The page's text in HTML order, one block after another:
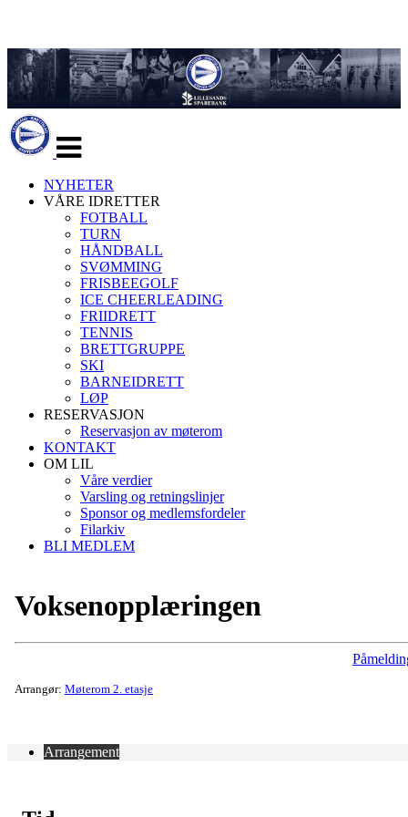
navigasjon
NYHETER
VÅRE IDRETTER
FOTBALL
TURN
HÅNDBALL
SVØMMING
FRISBEEGOLF
ICE CHEERLEADING
FRIIDRETT
TENNIS
BRETTGRUPPE
SKI
BARNEIDRETT
LØP
RESERVASJON
Reservasjon av møterom
KONTAKT
OM LIL
Våre verdier
Varsling og retningslinjer
Sponsor og medlemsfordeler
Filarkiv
BLI MEDLEM
Voksenopplæringen
Arrangør: Møterom 2. etasje
Arrangement